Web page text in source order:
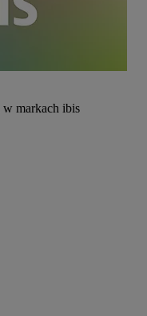
w markach ibis